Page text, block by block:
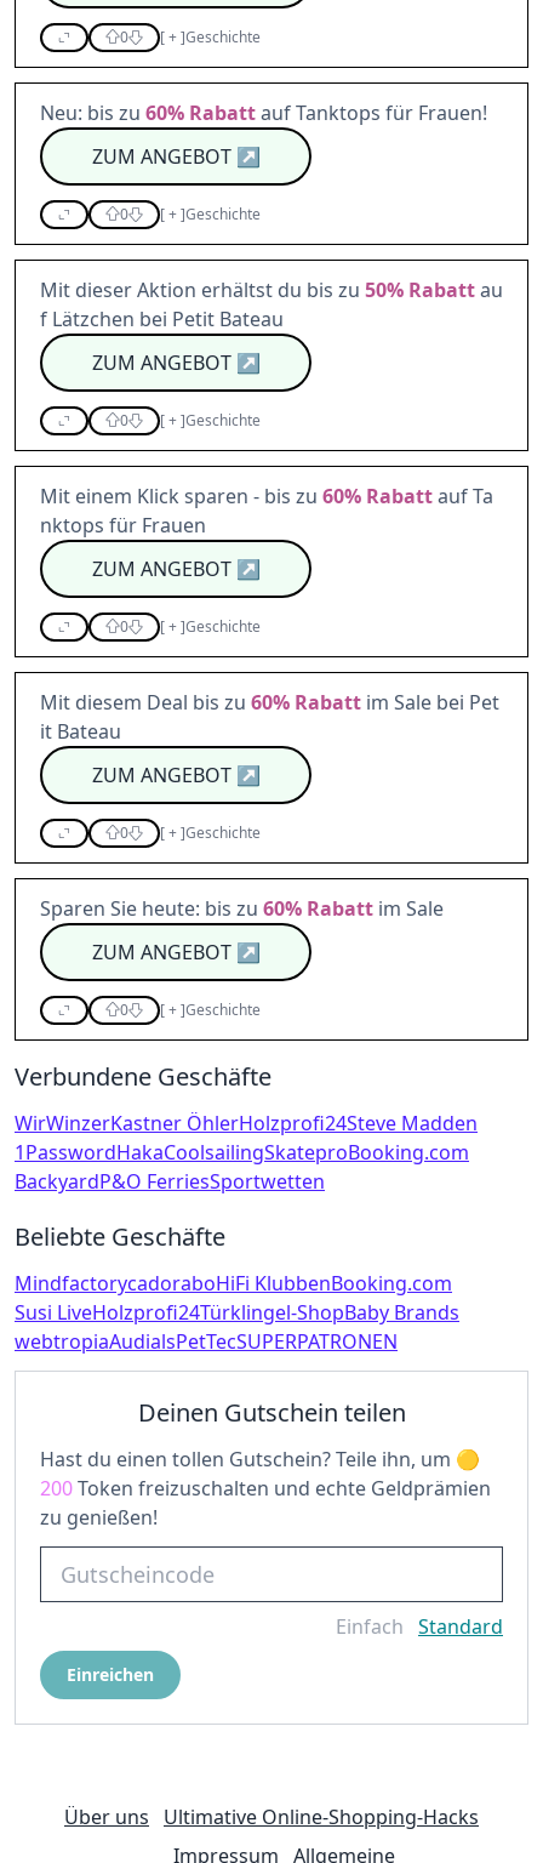
0 [+]Geschichte
Neu: bis zu 60% Rabattauf Tanktops für Frauen!
ZUM ANGEBOT↗
0 [+]Geschichte
Mit dieser Aktion erhältst du bis zu 50% Rabattau
f Lätzchen bei Petit Bateau
ZUM ANGEBOT↗
0 [+]Geschichte
Mit einem Klick sparen - bis zu 60% Rabattauf Ta
nktops für Frauen
ZUM ANGEBOT↗
0 [+]Geschichte
Mit diesem Deal bis zu 60% Rabatt im Sale bei Pet
it Bateau
ZUM ANGEBOT↗
0 [+]Geschichte
Sparen Sie heute: bis zu 60% Rabatt im Sale
ZUM ANGEBOT↗
0 [+]Geschichte
Verbundene Geschäfte
WirWinzerKastner ÖhlerHolzprofi24Steve Madden
1PasswordHakaCoolsailingSkateproBooking.com
BackyardP&O FerriesSportwetten
Beliebte Geschäfte
MindfactorycadoraboHiFi KlubbenBooking.com
Susi LiveHolzprofi24Türklingel-ShopBaby Brands
webtropiaAudialsPetTecSUPERPATRONEN
Deinen Gutschein teilen
Hast du einen tollen Gutschein? Teile ihn, um
200Token freizuschalten und echte Geldprämien
zu genießen!
Einfach Standard
Einreichen
Über uns
Ultimative Online-Shopping-Hacks
Impressum Allgemeine